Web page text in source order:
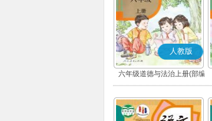
人教版
六年级道德与法治上册(部编
版)